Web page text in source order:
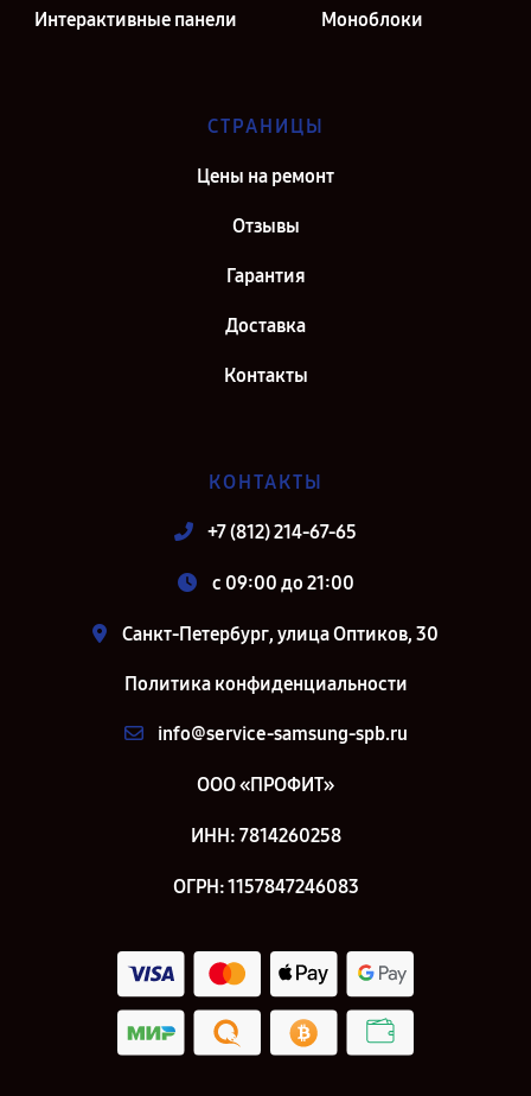
Интерактивные панели Моноблоки
СТРАНИЦЫ
Цены на ремонт
Отзывы
Гарантия
Доставка
Контакты
КОНТАКТЫ
+7 (812) 214-67-65
c 09:00 до 21:00
Санкт-Петербург, улица Оптиков, 30
Политика конфиденциальности
info@service-samsung-spb.ru
ООО «ПРОФИТ»
ИНН: 7814260258
ОГРН: 1157847246083